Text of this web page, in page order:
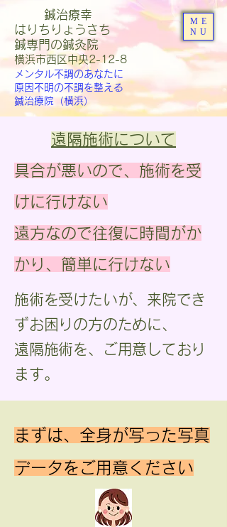
ME
NU
鍼治療幸
はりちりょうさち
​鍼専門の鍼灸院
​横浜市西区中央2-12-8
メンタル不調のあなたに
原因不明の不調を整える
鍼治療院（横浜）
​遠隔施術について
具合が悪いので、施術を受
けに行けない
​遠方なので往復に時間がか
かり、簡単に行けない
施術を受けたいが、来院でき
ずお困りの方のために、
​遠隔施術を、ご用意しており
ます。
まずは、全身が写った写真
データをご用意ください